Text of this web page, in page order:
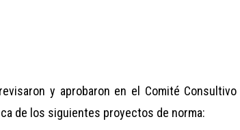
y aprobaron en el Comité
de los siguientes proyectos de norma: